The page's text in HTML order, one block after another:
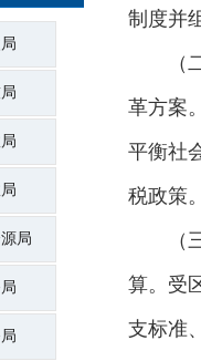
局
制度并
革方案
平衡社
税政策
算。受
支标准